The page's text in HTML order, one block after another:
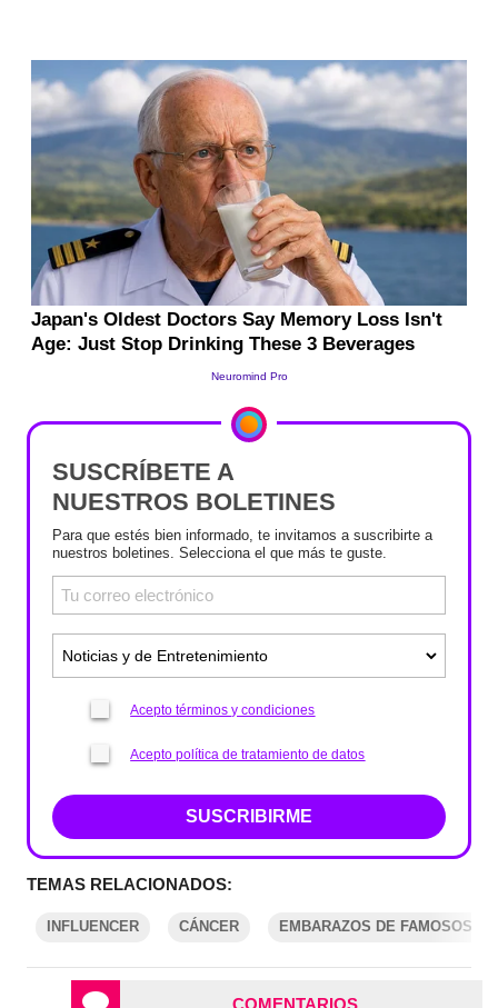
SUSCRÍBETE A
NUESTROS BOLETINES
Para que estés bien informado, te invitamos a suscribirte a
nuestros boletines. Selecciona el que más te guste.
Acepto términos y condiciones
Acepto política de tratamiento de datos
SUSCRIBIRME
TEMAS RELACIONADOS:
INFLUENCER CÁNCER EMBARAZOS DE FAMOSOS
COMENTARIOS